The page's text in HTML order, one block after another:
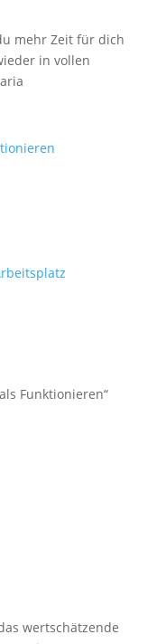
mehr Zeit für dich
in vollen
Funktionieren“
wertschätzende